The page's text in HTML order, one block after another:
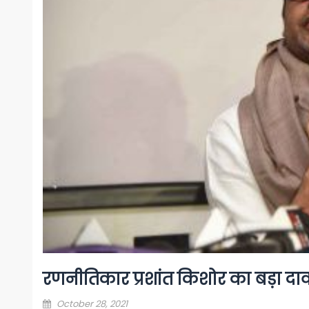
रणनीतिकार प्रशांत किशोर का बड़ा
Posted
October 28, 2021